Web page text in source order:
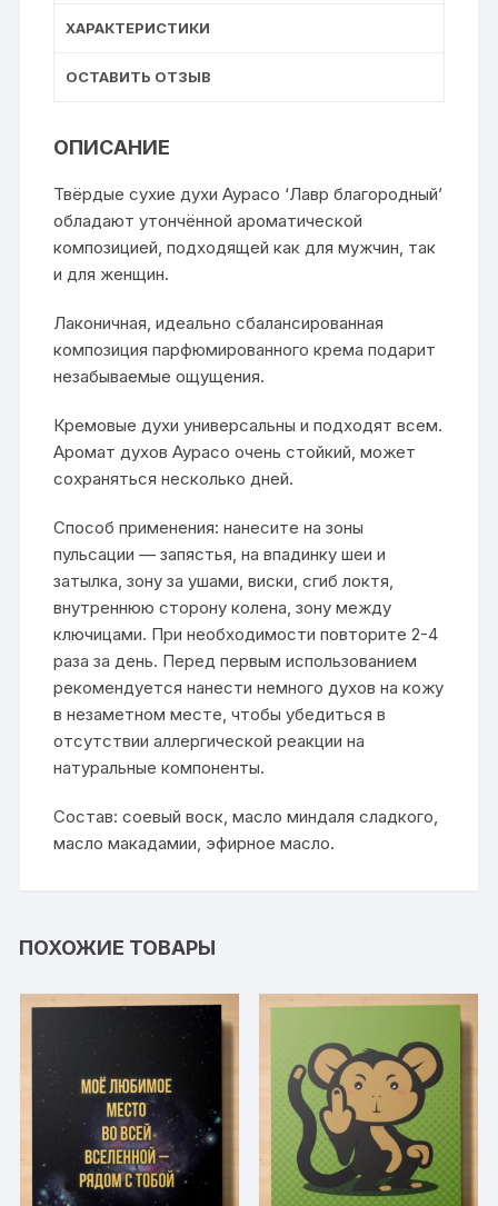
ХАРАКТЕРИСТИКИ
ОСТАВИТЬ ОТЗЫВ
ОПИСАНИЕ
Твёрдые сухие духи Аурасо ‘Лавр благородный’
обладают утончённой ароматической
композицией, подходящей как для мужчин, так
и для женщин.
Лаконичная, идеально сбалансированная
композиция парфюмированного крема подарит
незабываемые ощущения.
Кремовые духи универсальны и подходят всем.
Аромат духов Аурасо очень стойкий, может
сохраняться несколько дней.
Способ применения: нанесите на зоны
пульсации — запястья, на впадинку шеи и
затылка, зону за ушами, виски, сгиб локтя,
внутреннюю сторону колена, зону между
ключицами. При необходимости повторите 2-4
раза за день. Перед первым использованием
рекомендуется нанести немного духов на кожу
в незаметном месте, чтобы убедиться в
отсутствии аллергической реакции на
натуральные компоненты.
Состав: соевый воск, масло миндаля сладкого,
масло макадамии, эфирное масло.
ПОХОЖИЕ ТОВАРЫ